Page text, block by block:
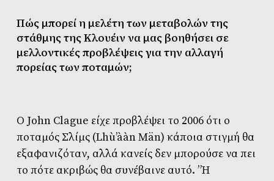
Πώς μπορείη μελέτη των μεταβολών της
στάθμηςτης Kλουέιν να μας βοηθήσει σε
μελλοντικές προβλέψεις για την αλλαγή
πορείας των ποταμών;
Ο John Clague είχε προβλέψει το 2006 ότι ο
ποταμός Σλίμς (Lhù’ààn Män) κάποια στιγμή θα
εξαφανιζόταν, αλλά κανείς δεν μπορούσε να πει
το πότε ακριβώς θα συνέβαινε αυτό. ”Η